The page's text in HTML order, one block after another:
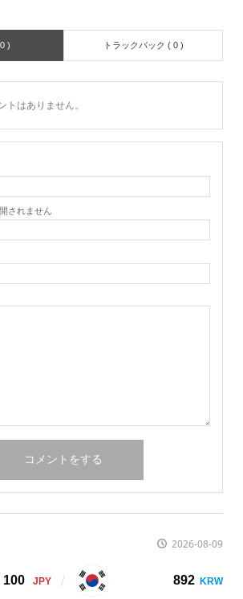
) トラックバック ( 0 )
トはありません。
されません
2026-08-09
100 892